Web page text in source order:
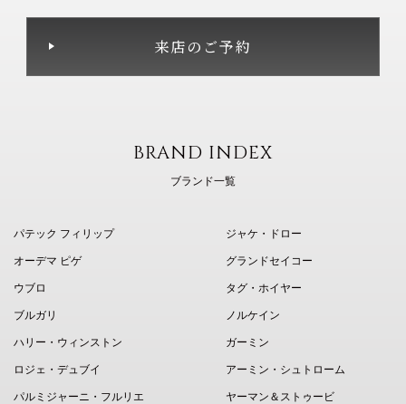
来店のご予約
BRAND INDEX
ブランド一覧
パテック フィリップ
オーデマ ピゲ
ウブロ
ブルガリ
ハリー・ウィンストン
ロジェ・デュブイ
パルミジャーニ・フルリエ
ジャケ・ドロー
グランドセイコー
タグ・ホイヤー
ノルケイン
ガーミン
アーミン・シュトローム
ヤーマン＆ストゥービ